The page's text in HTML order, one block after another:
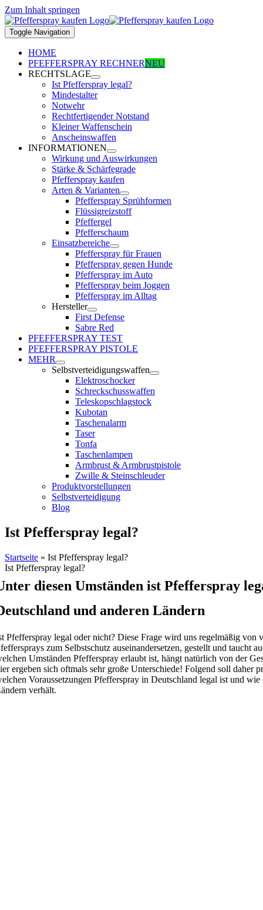
Zum Inhalt springen
Toggle Navigation
HOME
PFEFFERSPRAY RECHNERNEU
RECHTSLAGE
Ist Pfefferspray legal?
Mindestalter
Notwehr
Rechtfertigender Notstand
Kleiner Waffenschein
Anscheinswaffen
INFORMATIONEN
Wirkung und Auswirkungen
Stärke & Schärfegrade
Pfefferspray kaufen
Arten & Varianten
Pfefferspray Sprühformen
Flüssigreizstoff
Pfeffergel
Pfefferschaum
Einsatzbereiche
Pfefferspray für Frauen
Pfefferspray gegen Hunde
Pfefferspray im Auto
Pfefferspray beim Joggen
Pfefferspray im Alltag
Hersteller
First Defense
Sabre Red
PFEFFERSPRAY TEST
PFEFFERSPRAY PISTOLE
MEHR
Selbstverteidigungswaffen
Elektroschocker
Schreckschusswaffen
Teleskopschlagstock
Kubotan
Taschenalarm
Taser
Tonfa
Taschenlampen
Armbrust & Armbrustpistole
Zwille & Steinschleuder
Produktvorstellungen
Selbstverteidigung
Blog
Ist Pfefferspray legal?
Startseite » Ist Pfefferspray legal?
Ist Pfefferspray legal?
diesen Umständen ist Pfefferspray
und anderen Ländern
Pfefferspray legal oder nicht? Diese Frage wird uns regelmäßig von
zum Selbstschutz auseinandersetzen, gestellt und taucht
Umständen Pfefferspray erlaubt ist, hängt natürlich von der
ergeben sich oftmals sehr große Unterschiede! Folgend soll daher
Voraussetzungen Pfefferspray in Deutschland legal ist und
verhält.